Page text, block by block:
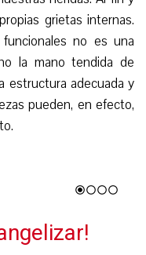
grietas internas.
no es una
la mano tendida de
estructura adecuada y
pueden, en efecto,